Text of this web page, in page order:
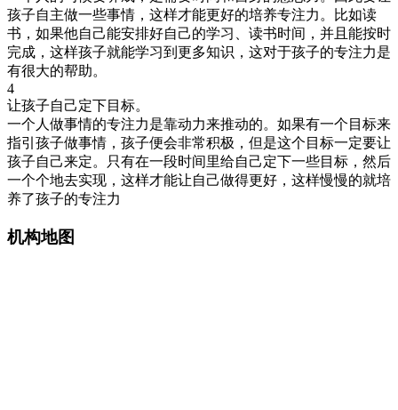
孩子自主做一些事情，这样才能更好的培养专注力。比如读
书，如果他自己能安排好自己的学习、读书时间，并且能按时
完成，这样孩子就能学习到更多知识，这对于孩子的专注力是
有很大的帮助。
4
让孩子自己定下目标。
一个人做事情的专注力是靠动力来推动的。如果有一个目标来
指引孩子做事情，孩子便会非常积极，但是这个目标一定要让
孩子自己来定。只有在一段时间里给自己定下一些目标，然后
一个个地去实现，这样才能让自己做得更好，这样慢慢的就培
养了孩子的专注力
机构地图